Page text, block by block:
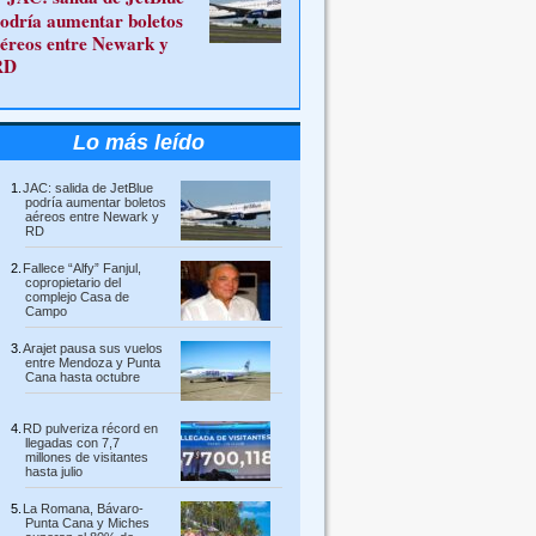
aumentar boletos
entre Newark y
Lo más leído
JAC: salida de JetBlue
podría aumentar boletos
aéreos entre Newark y
RD
Fallece “Alfy” Fanjul,
copropietario del
complejo Casa de
Campo
Arajet pausa sus vuelos
entre Mendoza y Punta
Cana hasta octubre
RD pulveriza récord en
llegadas con 7,7
millones de visitantes
hasta julio
La Romana, Bávaro-
Punta Cana y Miches